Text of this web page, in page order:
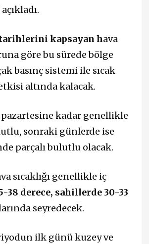
kapsayan hava
göre bu sürede bölge
basınç sistemi ile sıcak
altında kalacak.
pazartesine kadar genellikle
sonraki günlerde ise
parçalı bulutlu olacak.
sıcaklığı genellikle iç
38 derece, sahillerde 30-33
seyredecek.
ilk günü kuzey ve